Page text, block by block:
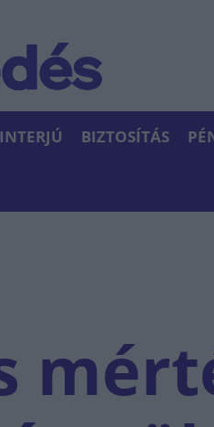
INTERJÚ BIZTOSÍTÁS